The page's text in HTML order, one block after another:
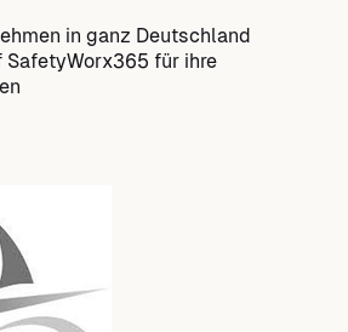
in ganz Deutschland
für ihre